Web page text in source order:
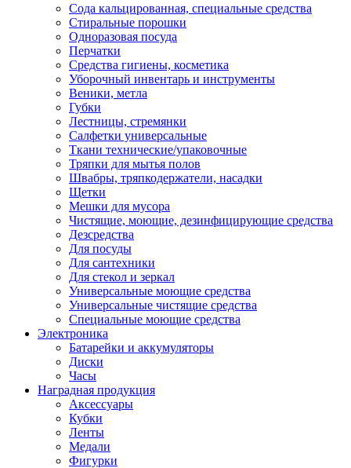
Сода кальцированная, специальные средства
Стиральные порошки
Одноразовая посуда
Перчатки
Средства гигиены, косметика
Уборочный инвентарь и инструменты
Веники, метла
Губки
Лестницы, стремянки
Салфетки универсальные
Ткани технические/упаковочные
Тряпки для мытья полов
Швабры, тряпкодержатели, насадки
Щетки
Мешки для мусора
Чистящие, моющие, дезинфицирующие средства
Дезсредства
Для посуды
Для сантехники
Для стекол и зеркал
Универсальные моющие средства
Универсальные чистящие средства
Специальные моющие средства
Электроника
Батарейки и аккумуляторы
Диски
Часы
Наградная продукция
Аксессуары
Кубки
Ленты
Медали
Фигурки